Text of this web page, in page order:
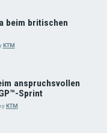
beim britischen
KTM
anspruchsvollen
Sprint
KTM